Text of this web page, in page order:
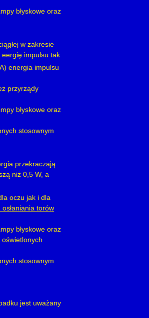
błyskowe oraz
w zakresie
impulsu tak
energia impulsu
przyrządy
błyskowe oraz
stosownym
przekraczają
niż 0,5 W, a
oczu jak i dla
torów
błyskowe oraz
stosownym
jest uważany